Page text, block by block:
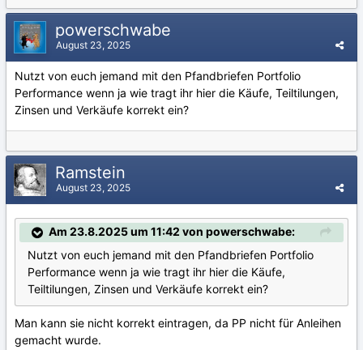
powerschwabe
August 23, 2025
Nutzt von euch jemand mit den Pfandbriefen Portfolio
Performance wenn ja wie tragt ihr hier die Käufe, Teiltilungen,
Zinsen und Verkäufe korrekt ein?
Ramstein
August 23, 2025
Am 23.8.2025 um 11:42 von powerschwabe:
Nutzt von euch jemand mit den Pfandbriefen Portfolio
Performance wenn ja wie tragt ihr hier die Käufe,
Teiltilungen, Zinsen und Verkäufe korrekt ein?
Man kann sie nicht korrekt eintragen, da PP nicht für Anleihen
gemacht wurde.